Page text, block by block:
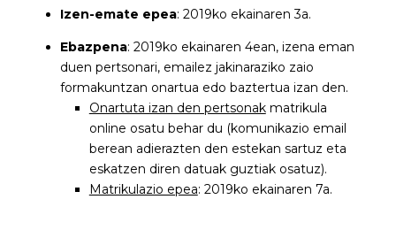
Izen-emate epea: 2019ko ekainaren 3a.
Ebazpena: 2019ko ekainaren 4ean, izena eman
duen pertsonari, emailez jakinaraziko zaio
formakuntzan onartua edo baztertua izan den.
Onartuta izan den pertsonakmatrikula
online osatu behar du (komunikazio email
berean adierazten den estekan sartuz eta
eskatzen diren datuak guztiak osatuz).
Matrikulazio epea: 2019ko ekainaren 7a.